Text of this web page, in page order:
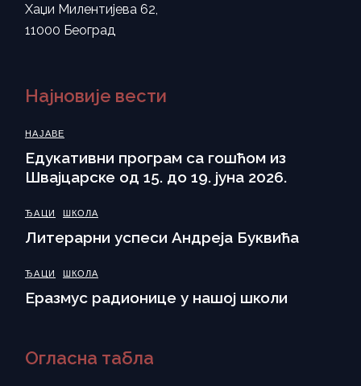
Хаџи Милентијева 62,
11000 Београд
Најновије вести
НАЈАВЕ
Eдукативни програм са гошћом из
Швајцарске од 15. до 19. јуна 2026.
ЂАЦИ ШКОЛА
Литерарни успеси Андреја Буквића
ЂАЦИ ШКОЛА
Еразмус радионице у нашој школи
Огласна табла